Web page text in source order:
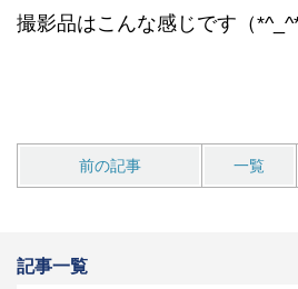
撮影品はこんな感じです（
前の記事 一覧
記事一覧